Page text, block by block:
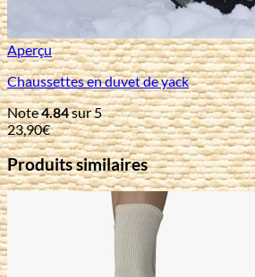
Aperçu
Chaussettes en duvet de yack
Note4.84sur 5
23,90€
Produits similaires